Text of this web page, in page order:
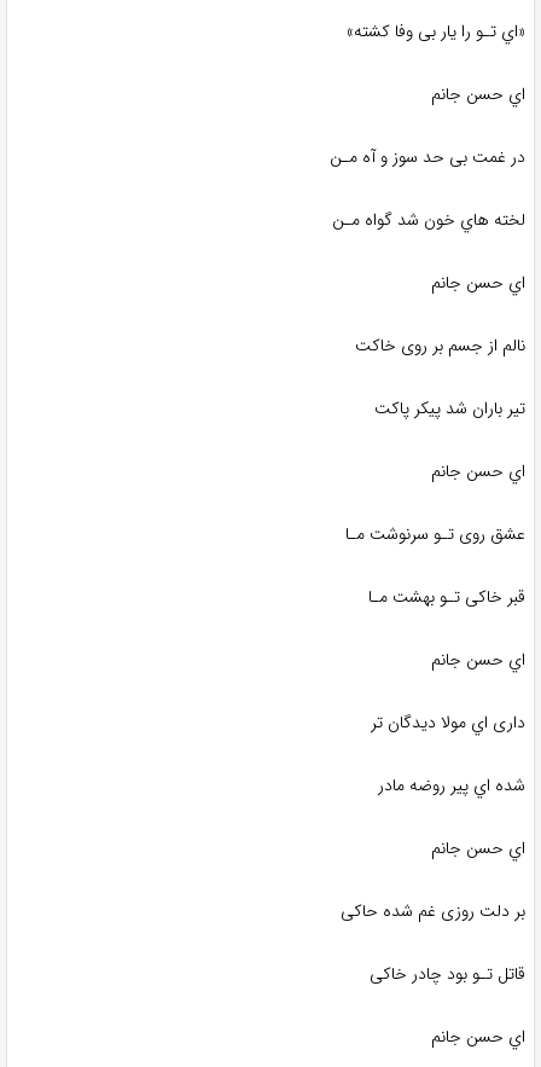
«اي تـو را یار بی وفا کشته»
اي حسن جانم
در غمت بی حد سوز و آه مـن
لخته هاي خون شد گواه‌ مـن
اي حسن جانم
نالم از جسم بر روی خاکت
تیر باران شد پیکر پاکت
اي حسن جانم
عشق روی تـو سرنوشت مـا
قبر خاکی تـو بهشت مـا
اي حسن جانم
داری اي مولا دیدگان تر
شده اي پیر روضه مادر
اي حسن جانم
بر دلت روزی غم شده حاکی
قاتل تـو بود چادر خاکی
اي حسن جانم